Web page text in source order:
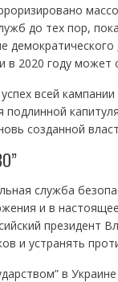
до тех пор,
в 2020 году может
всей
созданной
служба
и в
президент
и устранять
в